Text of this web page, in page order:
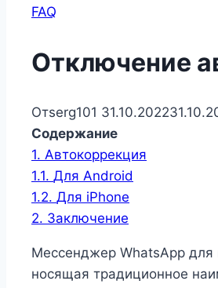
FAQ
Отключение
Отserg101 31.10.2022
Содержание
1. Автокоррекция
1.1. Для Android
1.2. Для iPhone
2. Заключение
Мессенджер WhatsApp для
носящая традиционное